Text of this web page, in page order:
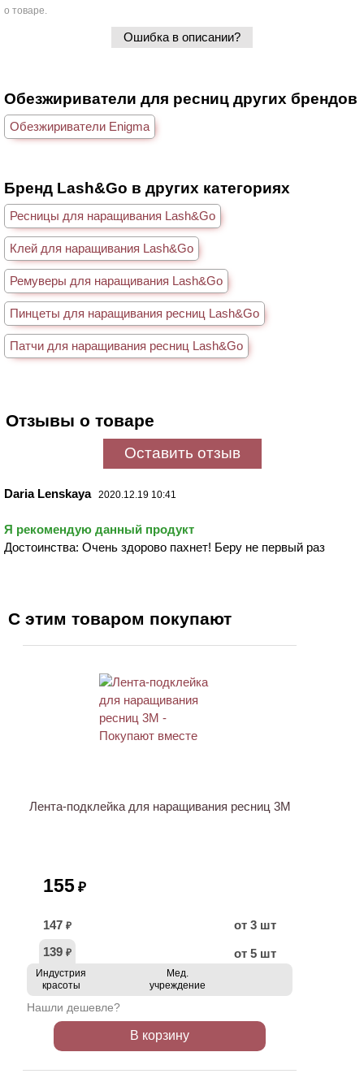
о товаре.
Ошибка в описании?
Обезжириватели для ресниц других брендов
Обезжириватели Enigma
Бренд Lash&Go в других категориях
Ресницы для наращивания Lash&Go
Клей для наращивания Lash&Go
Ремуверы для наращивания Lash&Go
Пинцеты для наращивания ресниц Lash&Go
Патчи для наращивания ресниц Lash&Go
Отзывы о товаре
Оставить отзыв
Daria Lenskaya 2020.12.19 10:41
Я рекомендую данный продукт
Достоинства: Очень здорово пахнет! Беру не первый раз
С этим товаром покупают
Лента-подклейка для наращивания ресниц 3M
155 ₽
147 ₽
от 3 шт
139 ₽ от 5 шт
Индустрия
красоты
Мед.
учреждение
Нашли дешевле?
В корзину